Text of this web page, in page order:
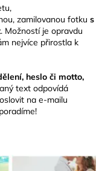
zamilovanou fotku s
. Možností je opravdu
nejvíce přirostla k
heslo či motto,
text odpovídá
na e-mailu